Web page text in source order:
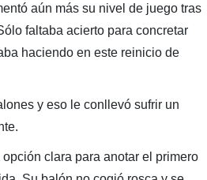
aún más su nivel de juego tras
faltaba acierto para concretar
haciendo en este reinicio de
y eso le conllevó sufrir un
clara para anotar el primero